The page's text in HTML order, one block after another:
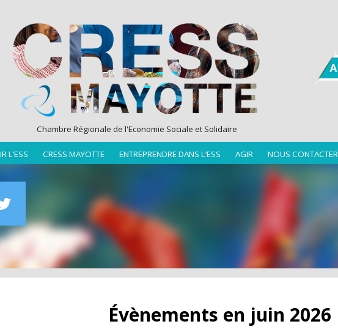
Chambre Régionale de l'Economie Sociale et Solidaire
L’ESS CRESS MAYOTTE ENTREPRENDRE DANS L’ESS AGIR NOUS CONTACTER
Évènements en juin 2026